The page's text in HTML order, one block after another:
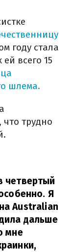
году стала
всего 15
шлема.
трудно
четвертый
Я
Australian
дальше
мне